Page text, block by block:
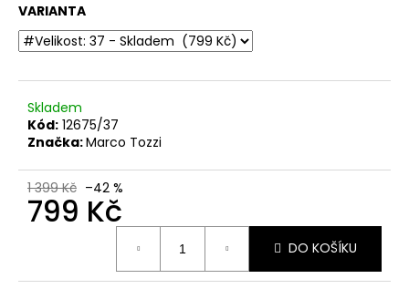
VARIANTA
Skladem
Kód: 12675/37
Značka:Marco Tozzi
1 399 Kč –42 %
799 Kč
DO KOŠÍKU
č
u
j
e
e
DÁMSKÉ
SANDÁLY
NA
PODPATKU
28107-